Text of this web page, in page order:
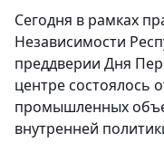
Сегодня в рамках
Независимости
преддверии Дня
центре состоялось
промышленных
внутренней